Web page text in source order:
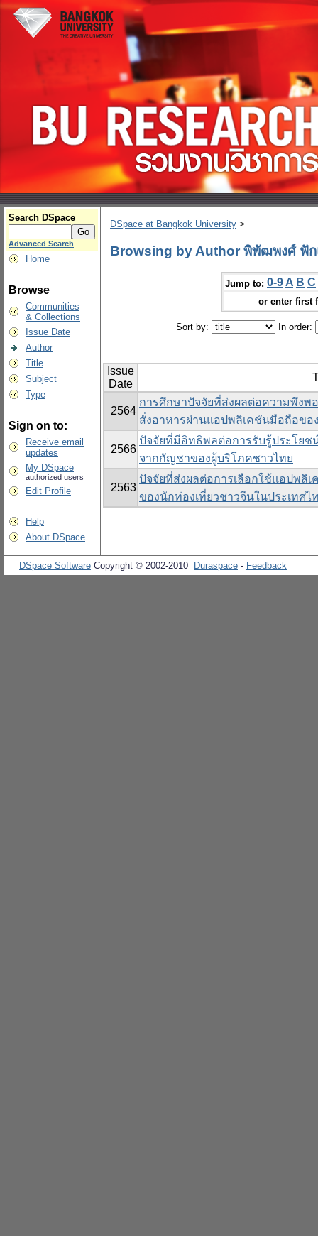
Search DSpace
Advanced Search
Home
Browse
Communities
& Collections
Issue Date
Author
Title
Subject
Type
Sign on to:
Receive email
updates
My DSpace
authorized users
Edit Profile
Help
About DSpace
DSpace at Bangkok University >
Browsing by Author พิพัฒพงศ์ ฟั
Jump to: 0-9 A B C
or enter first
Sort by: In order:
Issue
Date
2564
การศึกษาปัจจัยที่ส่งผลต่อความพึงพ
สั่งอาหารผ่านแอปพลิเคชันมือถือขอ
2566
ปัจจัยที่มีอิทธิพลต่อการรับรู้ประโยช
จากกัญชาของผู้บริโภคชาวไทย
2563
ปัจจัยที่ส่งผลต่อการเลือกใช้แอปพลิ
ของนักท่องเที่ยวชาวจีนในประเทศไ
DSpace Software Copyright © 2002-2010 Duraspace - Feedback